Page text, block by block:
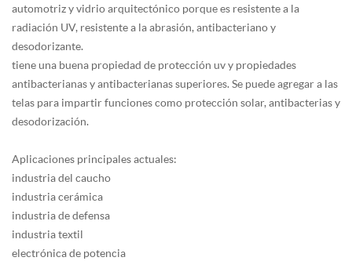
automotriz y vidrio arquitectónico porque es resistente a la
radiación UV, resistente a la abrasión, antibacteriano y
desodorizante.
tiene una buena propiedad de protección uv y propiedades
antibacterianas y antibacterianas superiores. Se puede agregar a las
telas para impartir funciones como protección solar, antibacterias y
desodorización.
Aplicaciones principales actuales:
industria del caucho
industria cerámica
industria de defensa
industria textil
electrónica de potencia